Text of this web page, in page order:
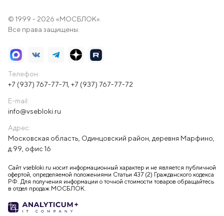
© 1999 - 2026 «МОСБЛОК».
Все права защищены.
Телефон:
+7 (937) 767-77-71, +7 (937) 767-77-72
E-mail:
info@vsebloki.ru
Адрес:
Московская область, Одинцовский район, деревня Марфино,
д.99, офис 16
Сайт vsebloki.ru носит информационный характер и не является публичной
офертой, определяемой положениями Статьи 437 (2) Гражданского кодекса
РФ. Для получения информации о точной стоимости товаров обращайтесь
в отдел продаж МОСБЛОК.